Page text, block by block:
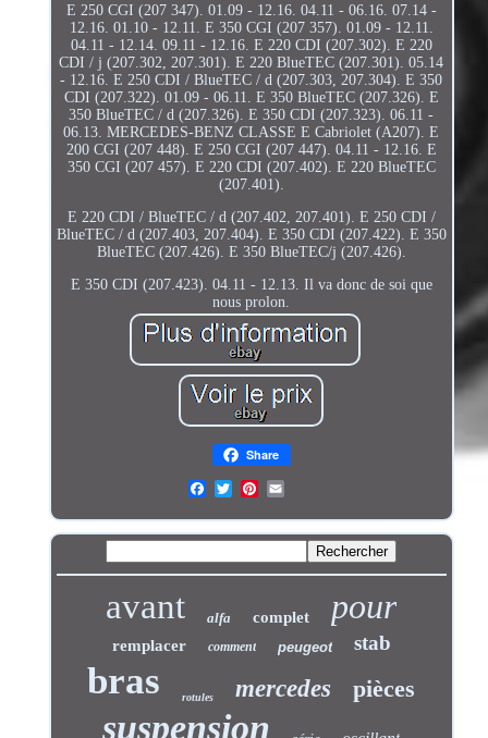
E 250 CGI (207 347). 01.09 - 12.16. 04.11 - 06.16. 07.14 -
12.16. 01.10 - 12.11. E 350 CGI (207 357). 01.09 - 12.11.
04.11 - 12.14. 09.11 - 12.16. E 220 CDI (207.302). E 220
CDI / j (207.302, 207.301). E 220 BlueTEC (207.301). 05.14
- 12.16. E 250 CDI / BlueTEC / d (207.303, 207.304). E 350
CDI (207.322). 01.09 - 06.11. E 350 BlueTEC (207.326). E
350 BlueTEC / d (207.326). E 350 CDI (207.323). 06.11 -
06.13. MERCEDES-BENZ CLASSE E Cabriolet (A207). E
200 CGI (207 448). E 250 CGI (207 447). 04.11 - 12.16. E
350 CGI (207 457). E 220 CDI (207.402). E 220 BlueTEC
(207.401).
E 220 CDI / BlueTEC / d (207.402, 207.401). E 250 CDI /
BlueTEC / d (207.403, 207.404). E 350 CDI (207.422). E 350
BlueTEC (207.426). E 350 BlueTEC/j (207.426).
E 350 CDI (207.423). 04.11 - 12.13. Il va donc de soi que
nous prolon.
Share
avant alfa complet pour
remplacer comment peugeot stab
bras rotules mercedes pièces
suspension